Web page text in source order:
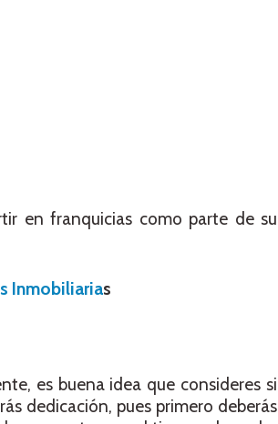
en franquicias como parte de su
Inmobiliarias
es buena idea que consideres si
dedicación, pues primero deberás